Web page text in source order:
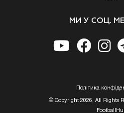
МИ У СОЦ.
Полiтика
© Copyright 2026, All Rights